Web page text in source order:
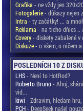
Grafika - ne vždy jen
Fotogalerie- důkazy nejen
Intra - ty začátky! ... a
Reklama - na ticho dňies ..
Covery- diskety zabalené v
Diskuze- o všem, o ničem
POSLEDNÍCH 10 Z
LHS- Není to HotRod?
Roberto Bruno- Ahoj,
vid...
kiwi - Zdravim, hledam hru,
PCH- DeepSeek našel